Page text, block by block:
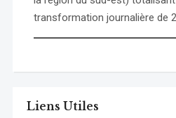
Liens Utiles
transformation journalière de